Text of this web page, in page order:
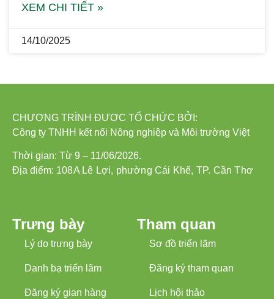
XEM CHI TIẾT »
14/10/2025
CHƯƠNG TRÌNH ĐƯỢC TỔ CHỨC BỞI:
Công ty TNHH kết nối Nông nghiệp và Môi trường Việt
Thời gian: Từ 9 – 11/06/2026.
Địa điểm: 108A Lê Lợi, phường Cái Khế, TP. Cần Thơ
Trưng bày
Lý do trưng bày
Danh bạ triển lãm
Đăng ký gian hàng
Tham quan
Sơ đồ triển lãm
Đăng ký tham quan
Lịch hội thảo